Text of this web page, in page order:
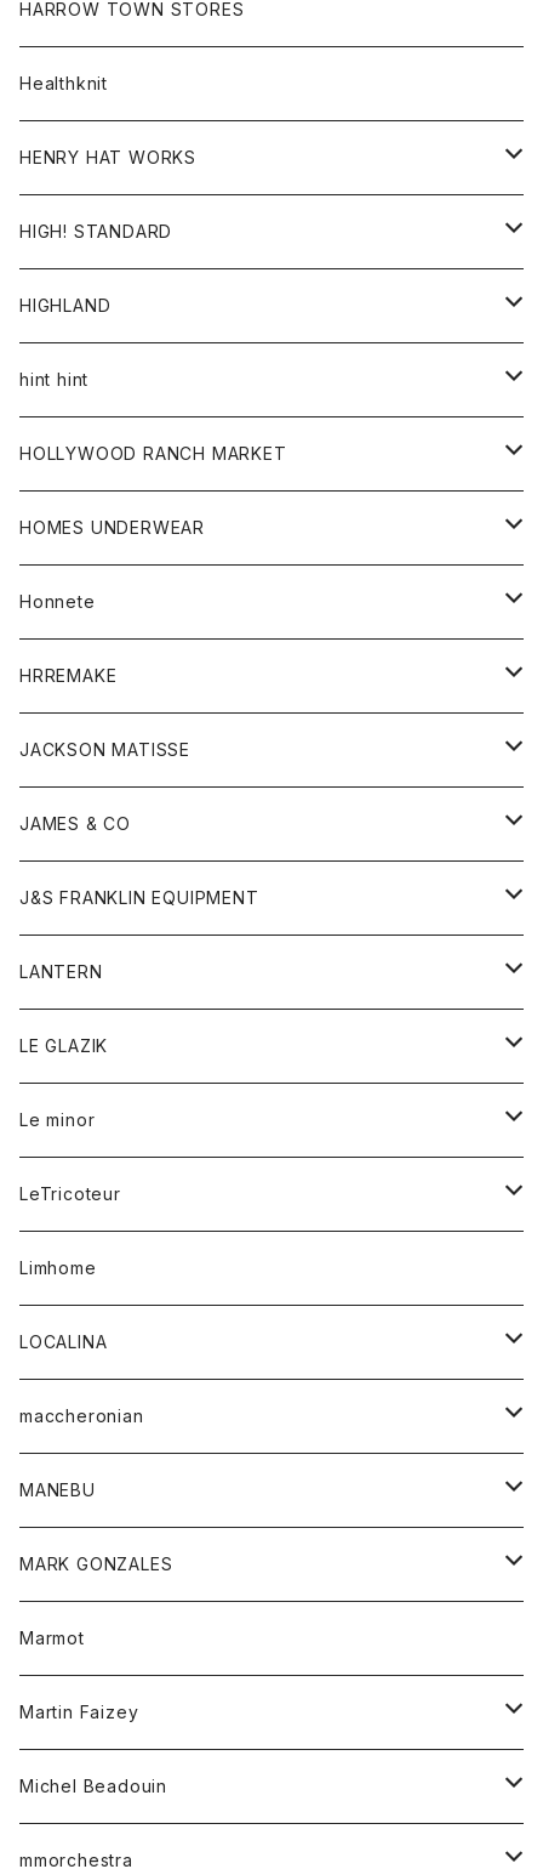
カーディガン
コート
ボトム
パンツ
HARROW TOWN STORES
Healthknit
HENRY HAT WORKS
帽子
HIGH! STANDARD
アウター
ジャケット
トップス
シャツ
カーディガン
ボトム
グッズ
帽子
HIGHLAND
帽子
hint hint
ストール
HOLLYWOOD RANCH MARKET
アウター
カーディガン
コート
フリース
アクセサリー
ウォレット
ストール
マフラー
リング
キッズ
Tシャツ
グッズ
アンダーウェア
靴
バンダナ
トップス
カーディガン
ジャケット
タンクトップ
Tシャツ
ベスト
ポロシャツ
ロングスリーブTシャツ
ボトム
オーバーオール
ショートパンツ
レディース
アウター
カーディガン
セーター
チュニック
HOMES UNDERWEAR
アウター
カーディガン
コート
キッズ
Tシャツ
ロンパース
グッズ
靴
ストール
トップス
カットソー
シャツ
ボトム
オーバーオール
ショートパンツ
レディース
オーバーオール
シャツ
ワンピース
ワンピース
Honnete
ブラウス
ワンピース
HRREMAKE
バック
キッズ
トレーナー
トップス
Gジャケット
スウェット
帽子
JACKSON MATISSE
Tシャツ
帽子
JAMES & CO
ボトム
J&S FRANKLIN EQUIPMENT
アウター
LANTERN
アウター
Tシャツ
LE GLAZIK
レディース
コート
シャツ
ワンピース
Tシャツ
Le minor
ボトム
スカート
パンツ
レディース
アウター
カットソー
トップス
シャツ
LeTricoteur
カーディガン
Limhome
LOCALINA
ロングスリーブテーシャツ
maccheronian
靴
MANEBU
靴
MARK GONZALES
トップス
Tシャツ
Marmot
Martin Faizey
ベルト
Michel Beadouin
トップス
mmorchestra